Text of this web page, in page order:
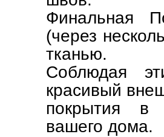
Финальная
(через
тканью.
Соблюдая
красивый
покрытия в
вашего дома.